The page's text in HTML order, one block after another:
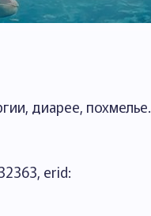
диарее, похмелье.
erid: